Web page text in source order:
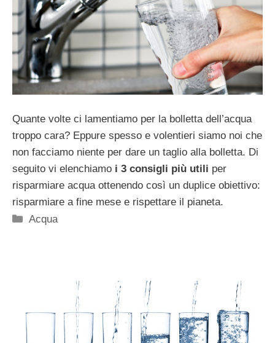
Quante volte ci lamentiamo per la bolletta dell’acqua
troppo cara? Eppure spesso e volentieri siamo noi che
non facciamo niente per dare un taglio alla bolletta. Di
seguito vi elenchiamo i 3 consigli più utili per
risparmiare acqua ottenendo così un duplice obiettivo:
risparmiare a fine mese e rispettare il pianeta.
Categorie
Acqua